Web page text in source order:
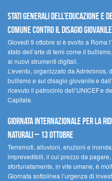
Stati Generali dell’Educazione e
comune contro il disagio giovanile
Giovedì 9 ottobre si è svolto a Roma
stato dell’arte di temi come il
ai nuovi strumenti digitali.
L’evento, organizzato da Adnkronos,
bullismo e sul disagio giovanile e
ricevuto il patrocinio dell’UNICEF e
Capitale.
Giornata internazionale per la
naturali – 13 ottobre
Terremoti, alluvioni, eruzioni e
imprevedibili, il cui prezzo da
sfortunatamente, in vite umane, è
Giornata sottolinea l’urgenza di